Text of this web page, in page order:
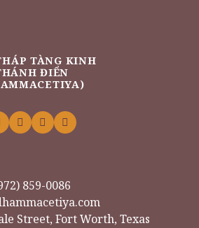
TÀNG KINH
ĐIỂN
859-0086
Street, Fort Worth, Texas